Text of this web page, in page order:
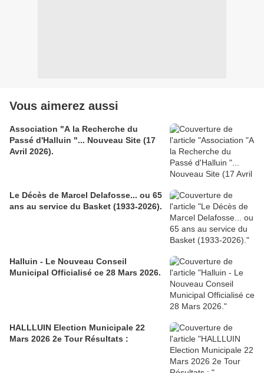
Vous aimerez aussi
Association "A la Recherche du
Passé d'Halluin "... Nouveau Site (17
Avril 2026).
Le Décès de Marcel Delafosse... ou 65
ans au service du Basket (1933-2026).
Halluin - Le Nouveau Conseil
Municipal Officialisé ce 28 Mars 2026.
HALLLUIN Election Municipale 22
Mars 2026 2e Tour Résultats :